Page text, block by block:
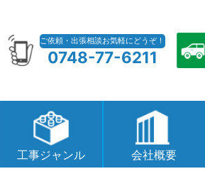
ご依頼・出張相談お気軽にどうぞ！
0748-77-6211
工事ジャンル 会社概要